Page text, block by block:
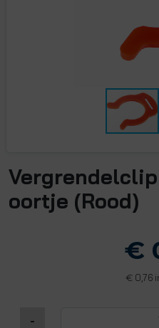
oortje (Rood)
€
€0,76
-